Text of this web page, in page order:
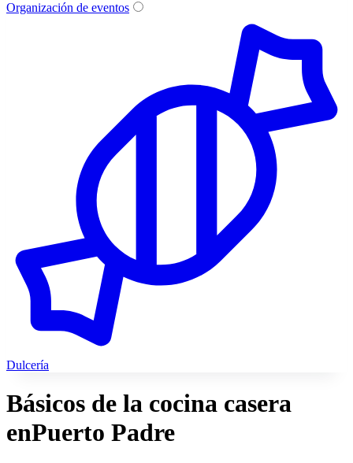
Organización de eventos
Dulcería
Básicos de la cocina casera
enPuerto Padre